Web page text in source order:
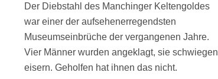
Der Diebstahl des Manchinger Keltengoldes
war einer der aufsehenerregendsten
Museumseinbrüche der vergangenen Jahre.
Vier Männer wurden angeklagt, sie schwiegen
eisern. Geholfen hat ihnen das nicht.